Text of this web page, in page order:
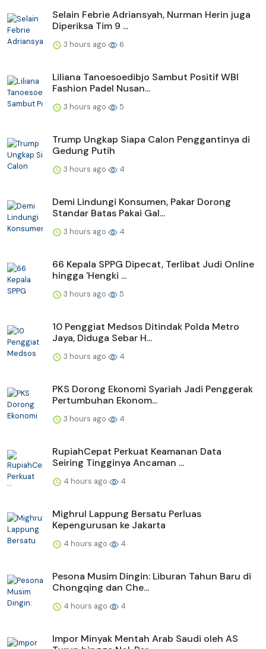
Selain Febrie Adriansyah, Nurman Herin juga
Diperiksa Tim 9 ...
3 hours ago 6
Liliana Tanoesoedibjo Sambut Positif WBI
Fashion Padel Nusan...
3 hours ago 5
Trump Ungkap Siapa Calon Penggantinya di
Gedung Putih
3 hours ago 4
Demi Lindungi Konsumen, Pakar Dorong
Standar Batas Pakai Gal...
3 hours ago 4
66 Kepala SPPG Dipecat, Terlibat Judi Online
hingga 'Hengki ...
3 hours ago 5
10 Penggiat Medsos Ditindak Polda Metro
Jaya, Diduga Sebar H...
3 hours ago 4
PKS Dorong Ekonomi Syariah Jadi Penggerak
Pertumbuhan Ekonom...
3 hours ago 4
RupiahCepat Perkuat Keamanan Data
Seiring Tingginya Ancaman ...
4 hours ago 4
Mighrul Lappung Bersatu Perluas
Kepengurusan ke Jakarta
4 hours ago 4
Pesona Musim Dingin: Liburan Tahun Baru di
Chongqing dan Che...
4 hours ago 4
Impor Minyak Mentah Arab Saudi oleh AS